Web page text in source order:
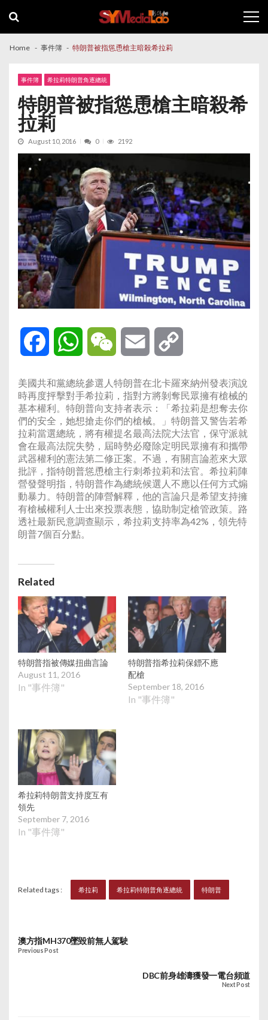
navigation
content
Home 事件簿 特朗普被指慫恿槍主暗殺希拉莉
事件簿 希拉莉特朗普角逐總統
特朗普被指慫恿槍主暗殺希
拉莉
August 10, 2016 0 2192
Facebook WhatsAppWeChat Email
美國共和黨總統參選人特朗普在北卡羅來納州發表演說
時再度抨擊對手希拉莉，指對方將剝奪民眾擁有槍械的
基本權利。特朗普向支持者表示：「希拉莉是想奪去你
們的安全，她想搶走你們的槍械。」特朗普又警告若希
拉莉當選總統，將有權提名最高法院大法官，保守派就
會在最高法院失勢，屆時勢必廢除定明民眾擁有和攜帶
武器權利的憲法第二修正案。不過，有關言論惹來大眾
批評，指特朗普慫恿槍主行刺希拉莉和法官。希拉莉陣
營發聲明指，特朗普作為總統候選人不應以任何方式煽
動暴力。特朗普的陣營解釋，他的言論只是希望支持擁
有槍械權利人士出來投票表態，協助制定槍管政策。路
透社最新民意調查顯示，希拉莉支持率為42%，領先特
朗普7個百分點。
Related
特朗普指被傳媒扭曲言論
August 11, 2016
In "事件簿"
特朗普指希拉莉保鏢不應
配槍
September 18, 2016
In "事件簿"
希拉莉特朗普支持度互有
領先
September 7, 2016
In "事件簿"
Related tags : 希拉莉 希拉莉特朗普角逐總統 特朗普
澳方指MH370墜毀前無人駕駛
Previous Post
DBC前身雄濤獲發一電台頻道
Next Post